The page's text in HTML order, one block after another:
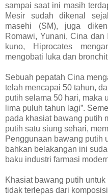
sampai saat ini masih
Mesir sudah dikenal
masehi (SM), juga
Romawi, Yunani, Cina
kuno, Hiprocates
mengobati luka dan
Sebuah pepatah Cina
telah mencapai 50 tahun,
putih selama 50 hari, maka
lima puluh tahun lagi”.
pada khasiat bawang putih
putih satu siung sehari,
Penggunaan bawang putih
bahkan belakangan ini
baku industri farmasi
Khasiat bawang putih
tidak terlepas dari